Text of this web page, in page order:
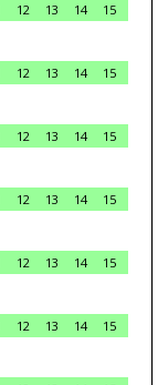
12 13 14
15
12 13 14
15
12 13 14
15
12 13 14
15
12 13 14
15
12 13 14
15